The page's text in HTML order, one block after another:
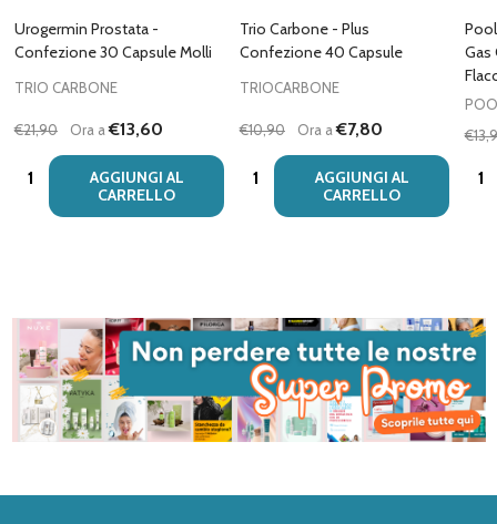
Urogermin Prostata -
Confezione 30 Capsule Molli
TRIO CARBONE
€21,90 Ora a€13,60
Quantità:
AGGIUNGI AL
CARRELLO
Trio Carbone - Plus
Confezione 40 Capsule
TRIOCARBONE
€10,90 Ora a€7,80
Quantità:
AGGIUNGI AL
CARRELLO
Gas